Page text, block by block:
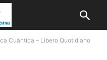
Cuántica – Libero Quotidiano